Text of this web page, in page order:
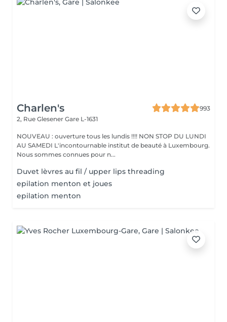
Charlen's
993
2, Rue Glesener Gare L-1631
NOUVEAU : ouverture tous les lundis !!!! NON STOP DU LUNDI
AU SAMEDI L'incontournable institut de beauté à Luxembourg.
Nous sommes connues pour n...
Duvet lèvres au fil / upper lips threading
epilation menton et joues
epilation menton